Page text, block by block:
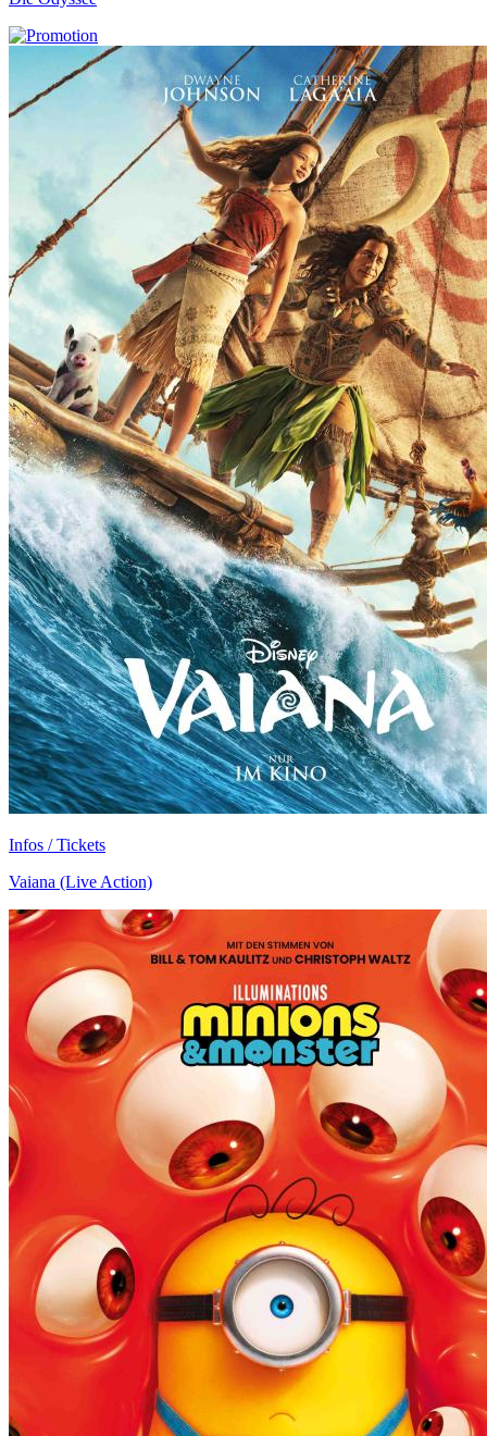
Infos / Tickets
Vaiana (Live Action)